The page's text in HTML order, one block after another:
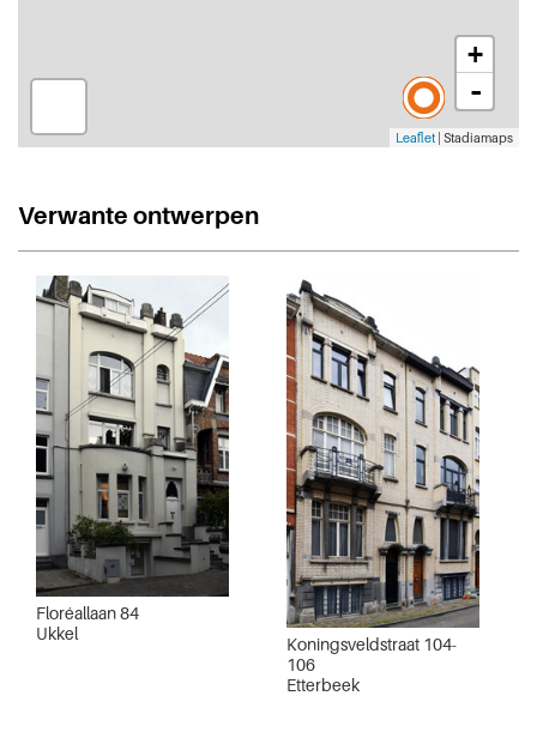
+
-
Leaflet | Stadiamaps
Verwante ontwerpen
Floréallaan 84
Ukkel
Koningsveldstraat 104-
106
Etterbeek